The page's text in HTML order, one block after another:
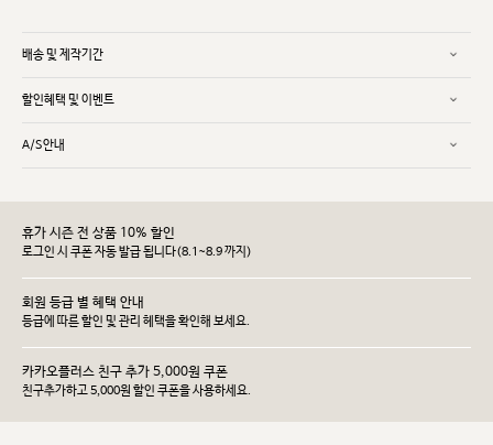
배송 및 제작기간
할인혜택 및 이벤트
A/S안내
휴가 시즌 전 상품 10% 할인
로그인 시 쿠폰 자동 발급 됩니다(8.1~8.9 까지)
회원 등급 별 혜택 안내
등급에 따른 할인 및 관리 헤택을 확인해 보세요.
카카오플러스 친구 추가 5,000원 쿠폰
친구추가하고 5,000원 할인 쿠폰을 사용하세요.